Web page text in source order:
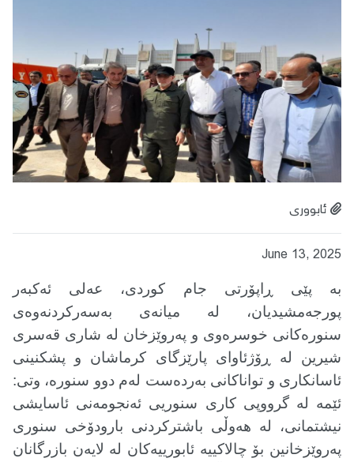
ئابووری
June 13, 2025
بە پێی ڕاپۆرتی جام کوردی، عەلی ئەکبەر
پورجەمشیدیان، لە میانەی بەسەرکردنەوەی
سنورەکانی خوسرەوی و پەروێزخان لە شاری قەسری
شیرین لە ڕۆژئاوای پارێزگای کرماشان و پشکنینی
ئاسانکاری و تواناکانی بەردەست لەم دوو سنورە، وتی:
ئێمە لە گرووپی کاری سنوریی ئەنجومەنی ئاسایشی
نیشتمانی، لە هەوڵی باشترکردنی بارودۆخی سنوری
پەروێزخانین بۆ چالاکییە ئابورییەکان لە لایەن بازرگانان